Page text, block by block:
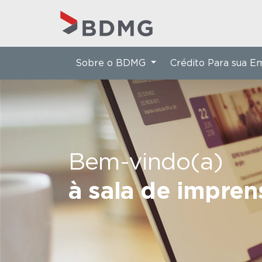
Bem-vindo(a)
à sala de
Sobre o BDMG Crédito Para sua